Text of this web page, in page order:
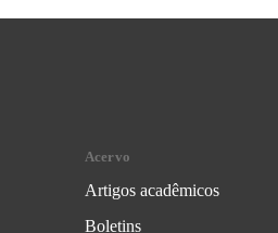
Acervo
Artigos acadêmicos
Boletins